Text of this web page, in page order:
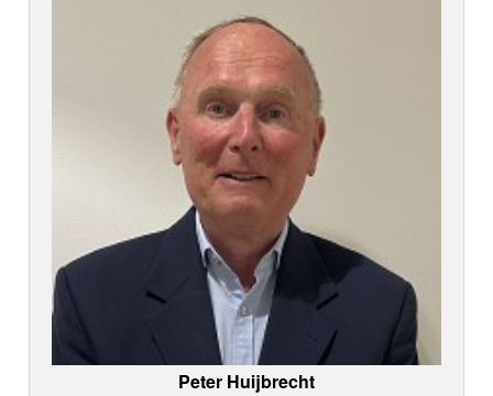
Peter Huijbrecht